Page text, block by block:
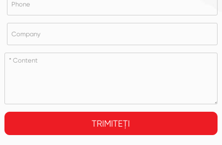
TRIMITEȚI